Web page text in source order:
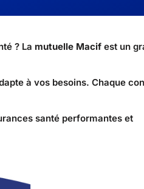
? La mutuelle Macif est un
à vos besoins. Chaque
santé performantes et